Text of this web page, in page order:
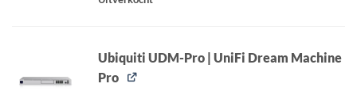
Ubiquiti UDM-Pro | UniFi Dream Machine
Pro